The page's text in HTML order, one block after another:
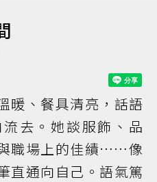
暖、餐具清亮，話語
去。她談服飾、品
職場上的佳績……像
直通向自己。語氣篤